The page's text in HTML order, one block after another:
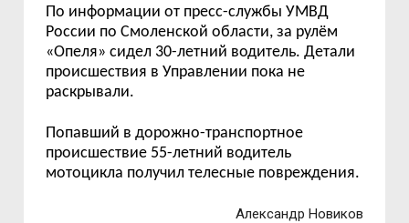
По информации от пресс-службы УМВД
России по Смоленской области, за рулём
«Опеля» сидел 30-летний водитель. Детали
происшествия в Управлении пока не
раскрывали.
Попавший в дорожно-транспортное
происшествие 55-летний водитель
мотоцикла получил телесные повреждения.
Александр Новиков